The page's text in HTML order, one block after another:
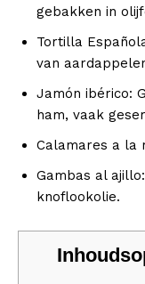
gebakken in
Tortilla
van
Jamón ibérico:
ham, vaak
Calamares a la
Gambas al
knoflookolie.